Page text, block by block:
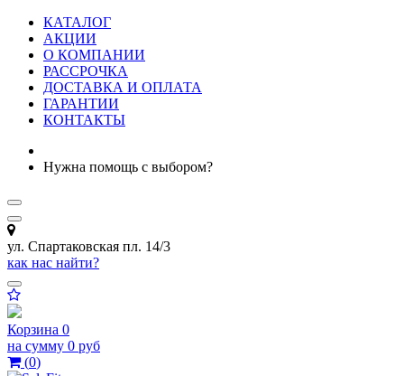
КАТАЛОГ
АКЦИИ
О КОМПАНИИ
РАССРОЧКА
ДОСТАВКА И ОПЛАТА
ГАРАНТИИ
КОНТАКТЫ
Нужна помощь с выбором?
ул. Спартаковская пл. 14/3
как нас найти?
Корзина 0
на сумму 0 руб
(0)